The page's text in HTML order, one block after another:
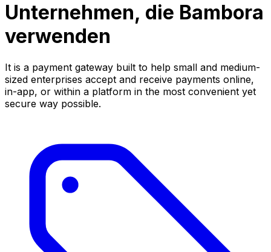
Unternehmen, die Bambora
verwenden
It is a payment gateway built to help small and medium-
sized enterprises accept and receive payments online,
in-app, or within a platform in the most convenient yet
secure way possible.